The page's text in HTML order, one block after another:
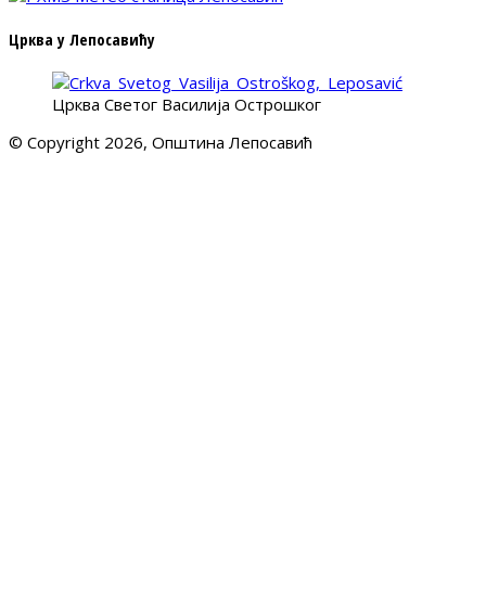
Црква у Лепосавићу
Црква Светог Василија Острошког
© Copyright 2026, Општина Лепосавић